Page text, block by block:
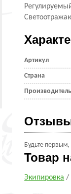
Артикул
Страна
Производитель
Будьте первым,
Товар
Экипировка /